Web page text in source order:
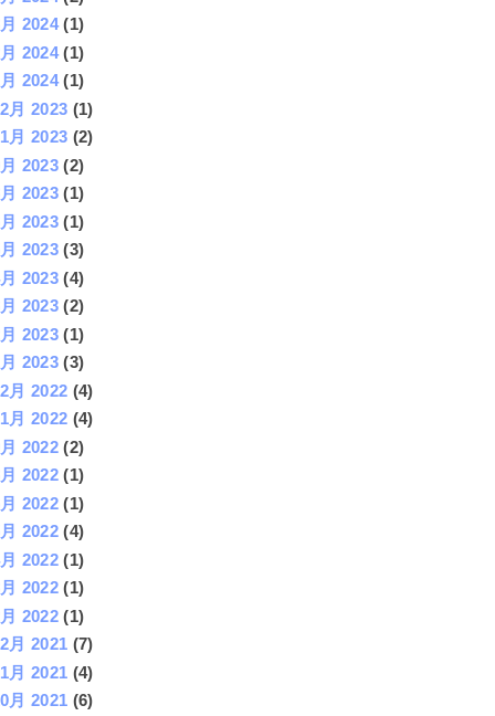
2024(1)
2024(1)
2024(1)
月 2023 (1)
月 2023 (2)
2023 (2)
2023 (1)
2023 (1)
2023 (3)
2023 (4)
2023 (2)
2023 (1)
2023 (3)
月 2022 (4)
月 2022 (4)
2022 (2)
2022 (1)
2022 (1)
2022 (4)
2022 (1)
2022 (1)
2022 (1)
月 2021 (7)
月 2021 (4)
月 2021 (6)